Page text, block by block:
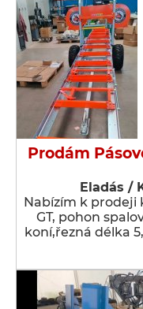
Prodám
Eladás /
Nabízím k prodeji
GT, pohon
koní,řezná délka